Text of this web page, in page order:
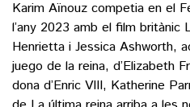
VEURE
HOQUEI
CULTURA
Karim Aïnouz competia en el
l’any 2023 amb el film britànic
Henrietta i Jessica Ashworth,
juego de la reina, d’Elizabeth
dona d’Enric VIII, Katherine